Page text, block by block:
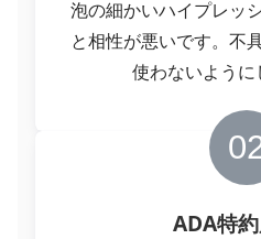
泡の細かいハイプレッ
と相性が悪いです。不
使わないように
ADA特